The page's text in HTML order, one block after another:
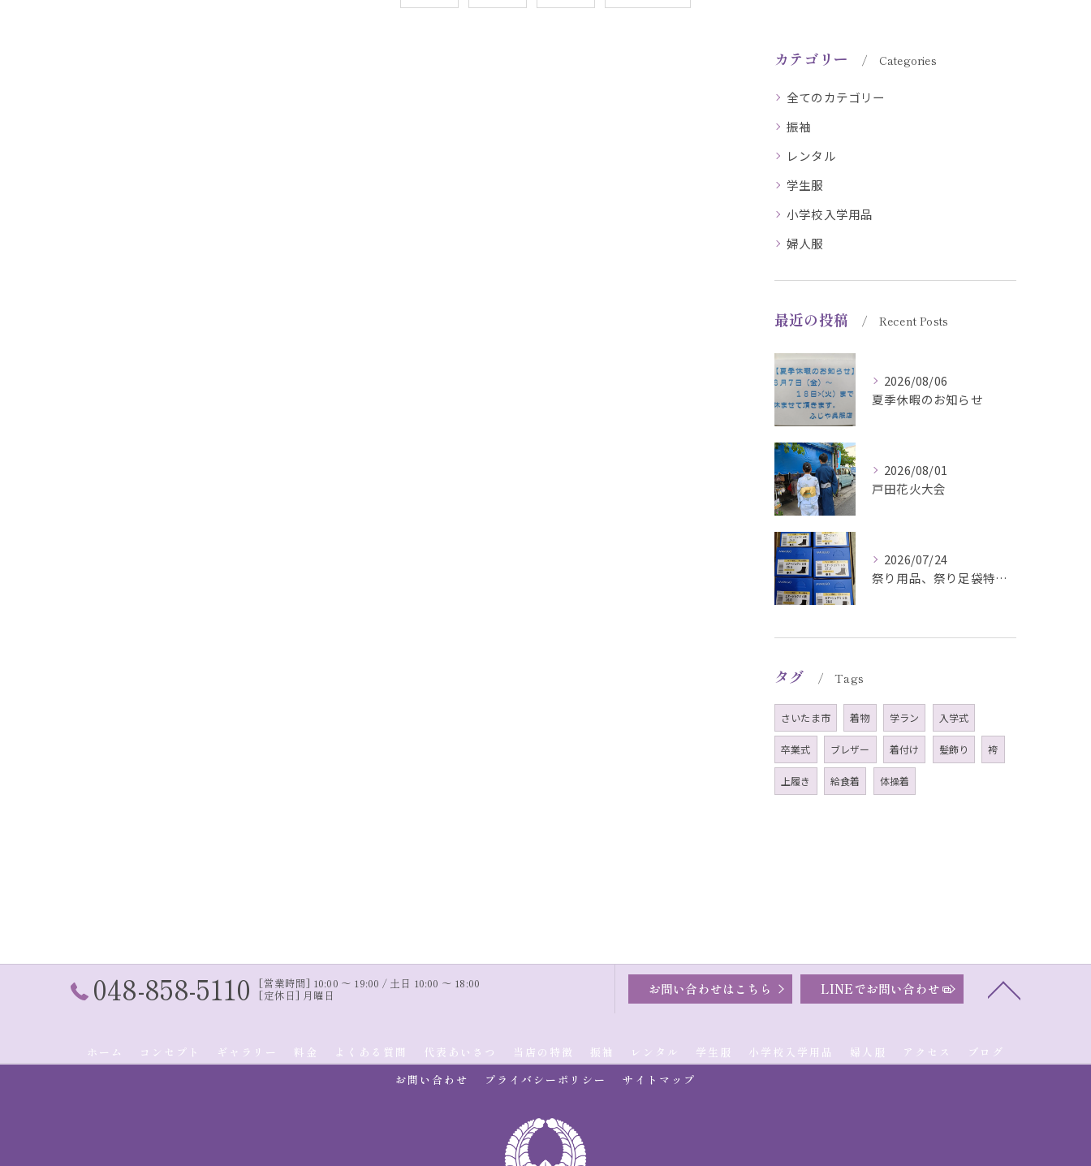
カテゴリー Categories
全てのカテゴリー
振袖
レンタル
学生服
小学校入学用品
婦人服
最近の投稿 Recent Posts
2026/08/06
夏季休暇のお知らせ
2026/08/01
戸田花火大会
2026/07/24
祭り用品、祭り足袋特価販売中
タグ Tags
さいたま市 着物 学ラン 入学式
卒業式 ブレザー 着付け 髪飾り 袴
上履き 給食着 体操着
048-858-5110 [営業時間] 10:00 〜 19:00 / 土日 10:00 〜 18:00
[定休日] 月曜日 お問い合わせはこちら LINEでお問い合わせ
ホーム コンセプト ギャラリー 料金 よくある質問 代表あいさつ 当店の特徴 振袖 レンタル 学生服 小学校入学用品 婦人服 アクセス
ブログ
お問い合わせ
プライバシーポリシー サイトマップ